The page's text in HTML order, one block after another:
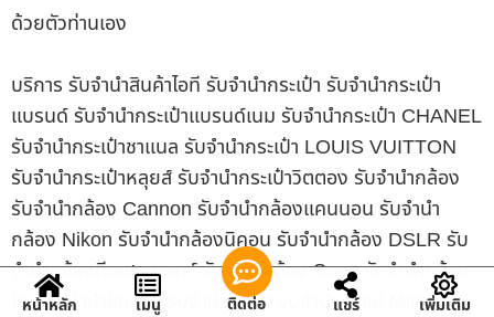
ด้วยตัวท่านเอง
บริการ รับจำนำสินค้าไอที รับจำนำกระเป๋า รับจำนำกระเป๋า
แบรนด์ รับจำนำกระเป๋าแบรนด์เนม รับจำนำกระเป๋า CHANEL
รับจำนำกระเป๋าชาแนล รับจำนำกระเป๋า LOUIS VUITTON
รับจำนำกระเป๋าหลุยส์ รับจำนำกระเป๋าวิตตอง รับจำนำกล้อง
รับจำนำกล้อง Cannon รับจำนำกล้องแคนนอน รับจำนำ
กล้อง Nikon รับจำนำกล้องนิคอน รับจำนำกล้อง DSLR รับ
จำนำกล้องดีเอสแอลอาร์ รับจำนำกล้อง Sony รับจำนำกล้อง
โซนี่ รับจำนำไอแพด รับจำนำ iPad รับจำนำ iPad Mini รับ
หน้าหลัก เมนู ติดต่อ แชร์ เพิ่มเติม